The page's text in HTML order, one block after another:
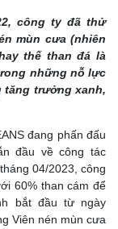
công ty đã thử
mùn cưa (nhiên
thế than đá là
những nỗ lực
tăng trưởng xanh,
đang phấn đấu
đầu về công tác
04/2023, công
60% than cám để
bắt đầu từ ngày
Viên nén mùn cưa